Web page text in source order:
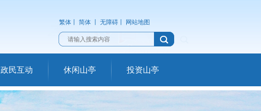
繁体 简体 无障碍 网站地图
政民互动 休闲山亭 投资山亭